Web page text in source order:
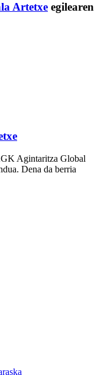
Artetxe egilearen
Agintaritza Global
Dena da berria